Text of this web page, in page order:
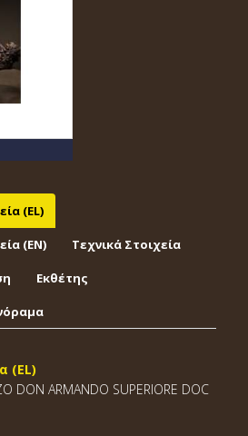
(EL)
(EΝ) Τεχνικά Στοιχεία
Εκθέτης
(EL)
DON ARMANDO SUPERIORE DOC